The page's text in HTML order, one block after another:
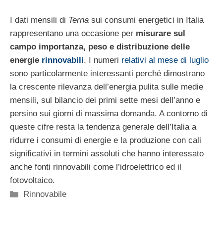
I dati mensili di Terna sui consumi energetici in Italia
rappresentano una occasione per misurare sul
campo importanza, peso e distribuzione delle
energie rinnovabili. I numeri relativi al mese di luglio
sono particolarmente interessanti perché dimostrano
la crescente rilevanza dell’energia pulita sulle medie
mensili, sul bilancio dei primi sette mesi dell’anno e
persino sui giorni di massima domanda. A contorno di
queste cifre resta la tendenza generale dell’Italia a
ridurre i consumi di energie e la produzione con cali
significativi in termini assoluti che hanno interessato
anche fonti rinnovabili come l’idroelettrico ed il
fotovoltaico.
Categorie
Rinnovabile